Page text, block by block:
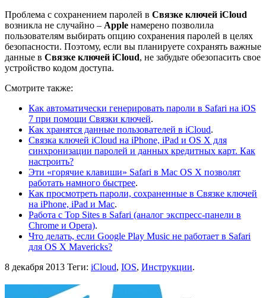
Проблема с сохранением паролей в Связке ключей iCloud
возникла не случайно – Apple намерено позволила
пользователям выбирать опцию сохранения паролей в целях
безопасности. Поэтому, если вы планируете сохранять важные
данные в Связке ключей iCloud, не забудьте обезопасить свое
устройство кодом доступа.
Смотрите также:
Как автоматически генерировать пароли в Safari на iOS
7 при помощи Связки ключей.
Как хранятся данные пользователей в iCloud.
Связка ключей iCloud на iPhone, iPad и OS X для
синхронизации паролей и данных кредитных карт. Как
настроить?
Эти «горячие клавиши» Safari в Mac OS X позволят
работать намного быстрее.
Как просмотреть пароли, сохраненные в Связке ключей
на iPhone, iPad и Mac.
Работа с Top Sites в Safari (аналог экспресс-панели в
Chrome и Opera).
Что делать, если Google Play Music не работает в Safari
для OS X Mavericks?
8 декабря 2013 Теги: iCloud, IOS, Инструкции.